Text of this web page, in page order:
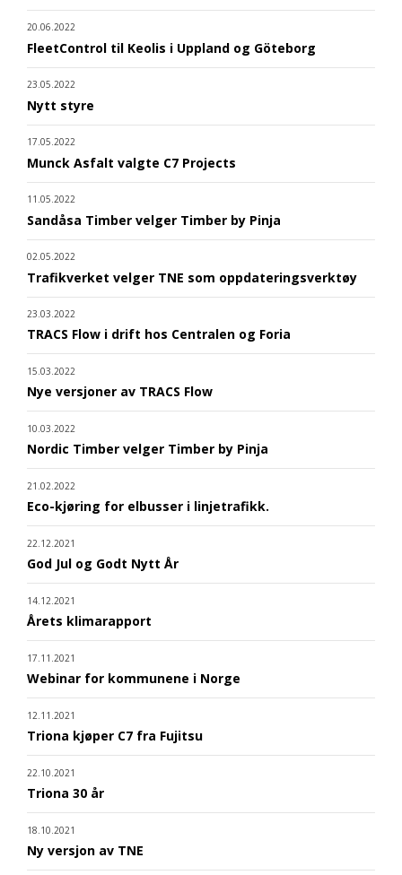
20.06.2022
FleetControl til Keolis i Uppland og Göteborg
23.05.2022
Nytt styre
17.05.2022
Munck Asfalt valgte C7 Projects
11.05.2022
Sandåsa Timber velger Timber by Pinja
02.05.2022
Trafikverket velger TNE som oppdateringsverktøy
23.03.2022
TRACS Flow i drift hos Centralen og Foria
15.03.2022
Nye versjoner av TRACS Flow
10.03.2022
Nordic Timber velger Timber by Pinja
21.02.2022
Eco-kjøring for elbusser i linjetrafikk.
22.12.2021
God Jul og Godt Nytt År
14.12.2021
Årets klimarapport
17.11.2021
Webinar for kommunene i Norge
12.11.2021
Triona kjøper C7 fra Fujitsu
22.10.2021
Triona 30 år
18.10.2021
Ny versjon av TNE